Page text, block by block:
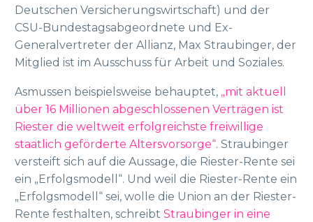
Deutschen Versicherungswirtschaft) und der
CSU-Bundestagsabgeordnete und Ex-
Generalvertreter der Allianz, Max Straubinger, der
Mitglied ist im Ausschuss für Arbeit und Soziales.
Asmussen beispielsweise behauptet, „mit aktuell
über 16 Millionen abgeschlossenen Verträgen ist
Riester die weltweit erfolgreichste freiwillige
staatlich geförderte Altersvorsorge“. Straubinger
versteift sich auf die Aussage, die Riester-Rente sei
ein „Erfolgsmodell“. Und weil die Riester-Rente ein
„Erfolgsmodell“ sei, wolle die Union an der Riester-
Rente festhalten, schreibt Straubinger in eine